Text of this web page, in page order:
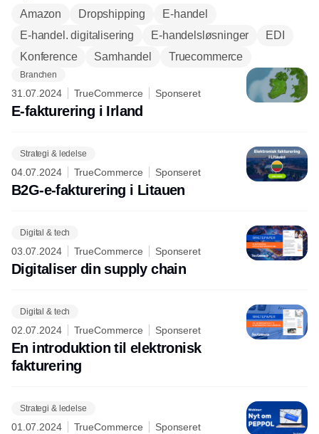
Amazon
Dropshipping
E-handel
E-handel. digitalisering
E-handelsløsninger
EDI
Konference
Samhandel Truecommerce
Branchen
31.07.2024 TrueCommerce Sponseret
E-fakturering i Irland
Strategi & ledelse
04.07.2024 TrueCommerce Sponseret
B2G-e-fakturering i Litauen
Digital & tech
03.07.2024 TrueCommerce Sponseret
Digitaliser din supply chain
Digital & tech
02.07.2024 TrueCommerce Sponseret
En introduktion til elektronisk
fakturering
Strategi & ledelse
01.07.2024 TrueCommerce Sponseret